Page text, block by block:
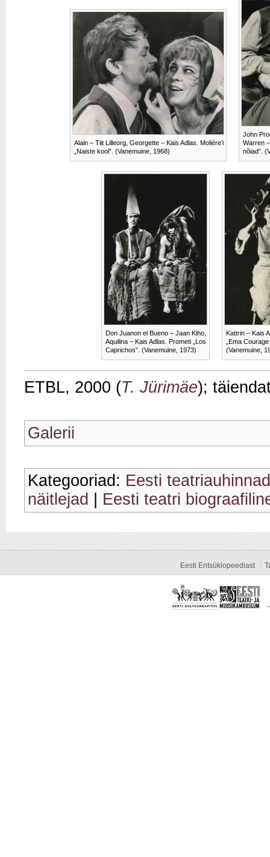
Alain – Tiit Lilleorg, Georgette – Kais Adlas. Molière’i
„Naiste kool”. (Vanemuine, 1968)
John
Warren
nõiad”.
Don Juanon el Bueno – Jaan Kiho,
Aquilina – Kais Adlas. Prometi „Los
Caprichos”. (Vanemuine, 1973)
Kattrin – Kais
„Ema
(Vanemuine,
ETBL, 2000 (T. Jürimäe);
Galerii
Kategooriad: Eesti
näitlejad
Eesti teatri
Eesti Entsüklopeediast